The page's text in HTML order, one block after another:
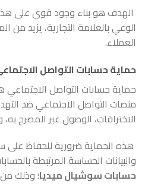
الهدف هو بناء وجود قوي على
الوعي بالعلامة التجارية، يزيد من
العملاء.
حماية حسابات التواصل
حماية حسابات التواصل
منصات التواصل الاجتماعي ضد
الاختراقات، الوصول غير المصرح
هذه الحماية ضرورية للحفاظ
والبيانات الحساسة المرتبطة
حسابات سوشيال ميديا؛ وذلك